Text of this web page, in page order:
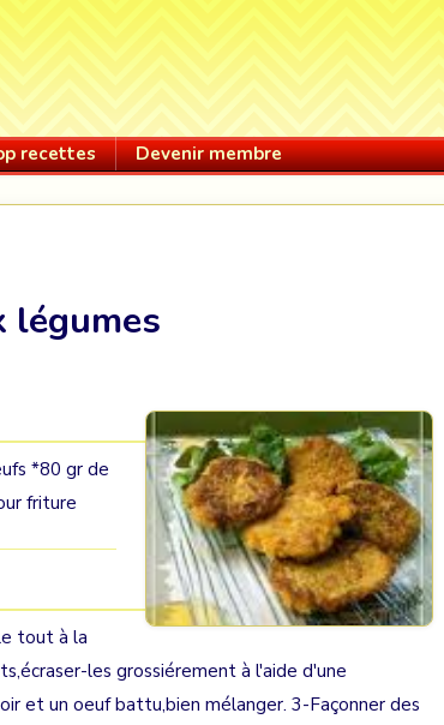
recettes Devenir membre
légumes
*80 gr de
friture
tout à la
les grossiérement à l'aide d'une
et un oeuf battu,bien mélanger. 3-Façonner des